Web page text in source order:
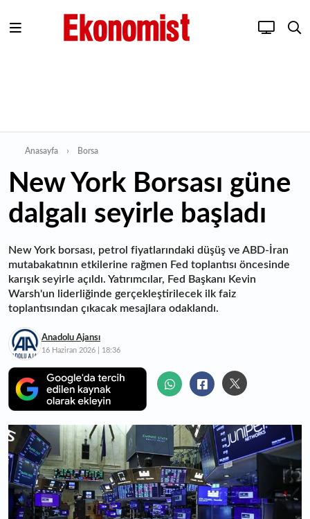
Anasayfa Borsa
New York Borsası güne
dalgalı seyirle başladı
New York borsası, petrol fiyatlarındaki düşüş ve ABD-İran
mutabakatının etkilerine rağmen Fed toplantısı öncesinde
karışık seyirle açıldı. Yatırımcılar, Fed Başkanı Kevin
Warsh'un liderliğinde gerçekleştirilecek ilk faiz
toplantısından çıkacak mesajlara odaklandı.
Anadolu Ajansı
16 Haziran 2026 | 18:36